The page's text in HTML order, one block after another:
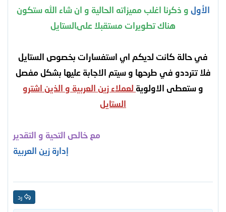
الأول و ذكرنا اغلب مميزاته الحالية و ان شاء الله ستكون
هناك تطويرات مستقبلا علىالستايل
في حالة كانت لديكم اي استفسارات بخصوص الستايل
فلا تترددو في طرحها و سيتم الاجابة عليها بشكل مفصل
و ستعطى الاولوية لعملاء زين العربية و الذين اشترو
الستايل
مع خالص التحية و التقدير
إدارة زين العربية
رد